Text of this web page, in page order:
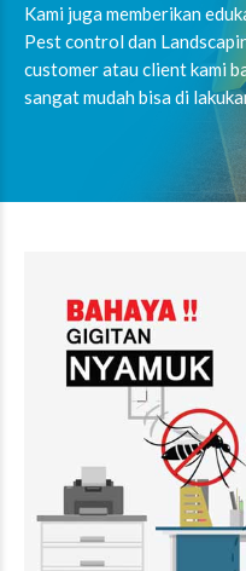
Kami juga memberikan
Pest control dan
customer atau client kami
sangat mudah bisa di